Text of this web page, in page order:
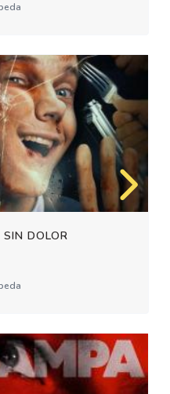
DOLOR